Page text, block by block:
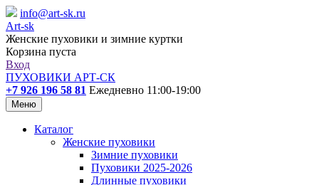
info@art-sk.ru
Art-sk
Женские пуховики и зимние куртки
Корзина пуста
Вход
ПУХОВИКИ АРТ-СК
+7 926 196 58 81 Ежедневно 11:00-19:00
Меню
Каталог
Женские пуховики
Зимние пуховики
Пуховики 2025-2026
Длинные пуховики